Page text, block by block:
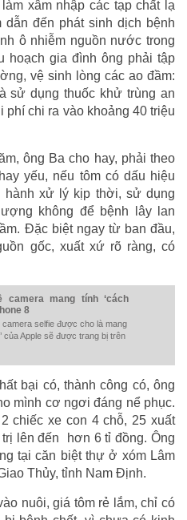
xâm nhập các tạp chất lạ
đến phát sinh dịch bệnh
ô nhiễm nguồn nước trong
hoạch gia đình ông phải tập
vệ sinh lòng các ao đầm:
sử dụng thuốc khử trùng an
phí chi ra vào khoảng 40 triệu
ông Ba cho hay, phải theo
yếu, nếu tôm có dấu hiệu
hành xử lý kịp thời, sử dụng
không để bệnh lây lan
Đặc biệt ngay từ ban đầu,
gốc, xuất xứ rõ ràng, có
camera mang tính ‘cách
8
selfie được cho là mang
của Apple sẽ được trang bị trên
bại có, thành công có, ông
mình cơ ngơi đáng nể phục.
chiếc xe con 4 chỗ, 25 xuất
lên đến hơn 6 tỉ đồng. Ông
tại căn biệt thự ở xóm Lâm
Thủy, tỉnh Nam Định.
nuôi, giá tôm rẻ lắm, chỉ có